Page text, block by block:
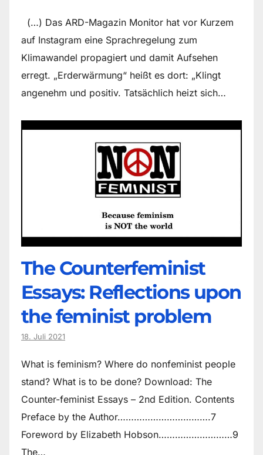
(…) Das ARD-Magazin Monitor hat vor Kurzem
auf Instagram eine Sprachregelung zum
Klimawandel propagiert und damit Aufsehen
erregt. „Erderwärmung“ heißt es dort: „Klingt
angenehm und positiv. Tatsächlich heizt sich…
The Counter­feminist
Essays: Reflections upon
the feminist problem
18. Juli 2021
What is feminism? Where do non­feminist people
stand? What is to be done? Download: The
Counter-feminist Essays – 2nd Edition. Contents
Preface by the Author…………………………….7
Foreword by Elizabeth Hobson………………………9
The…